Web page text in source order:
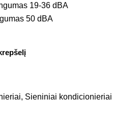
19-36 dBA
50 dBA
, Sieniniai kondicionieriai